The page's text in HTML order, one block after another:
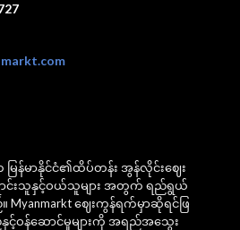
မြန်မာနိုင်ငံ၏ထိပ်တန်း အွန်လိုင်းဈေး
ာင်းသူနှင့်ဝယ်သူများ အတွက် ရည်ရွယ်
ဈေးကွန်ရက်မှာဆိုရင်ဖြ
င့်ဝန်ဆောင်မှုများကို အရည်အသွေး